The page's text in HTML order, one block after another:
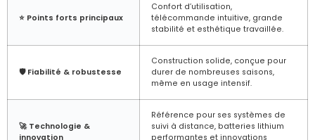
⭐ Points forts principaux
Confort d’utilisation,
télécommande intuitive, grande
stabilité et esthétique travaillée.
🛡️ Fiabilité & robustesse
Construction solide, conçue pour
durer de nombreuses saisons,
même en usage intensif.
🚀 Technologie &
innovation
Référence pour ses systèmes de
suivi à distance, batteries lithium
performantes et innovations